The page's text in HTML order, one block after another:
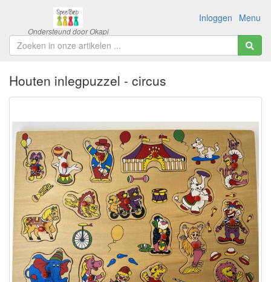
Menu
Inloggen
Houten inlegpuzzel - circus